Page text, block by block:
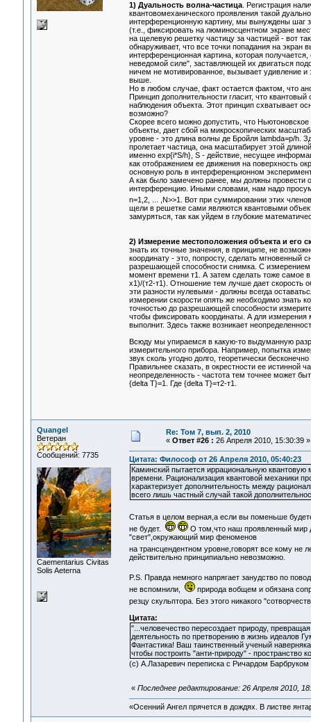
1) Дуальность волна-частица. Регистрация
квантовомеханического проявления такой
интерференционную картину, мы вынуждены шаг
(т.е., фиксировать на люминосцентном экране
на щелевую решетку частицу за частицей - вот
обнаруживает, что все точки попадания на экран
интерференционная картина, которая
неведомой силе", заставляющей их двигаться
ничем не мотивированное, вызывает удивление и
выше.
Но в любом случае, факт остается фактом, что
Принцип дополнительности гласит, что
наблюдения объекта. Этот принцип схватывает
возможно?
Скорее всего можно допустить, что
объекты, дает сбой на микроскопических
уровне - это длина волны де Бройля lambda=p/h.
пролетает частица, она масштабирует этой
именно exp{i*S/h}, S - действие, несущее
как отображением ее движения на поверхность
основную роль в интерференционном
А как было замечено ранее, мы должны провести
интерференцию. Иными словами, нам надо
n=1,2, ... ,N>>1. Вот при суммировании этих
щели в решетке сами являются квантовыми
замуряться, так как уйдем в глубокие
2) Измерение местоположения объекта и его
знать их точные значения, в принципе, не
координату - это, попросту, сделать мгновенный
разрешающей способности снимка. С измерением
момент времени т1. А затем сделать тоже самое
х1)/(т2-т1). Отношение тем лучше дает скорость
эти разности нулевыми - должны всегда
измерении скорости опять же необходимо знать
точностью до разрешающей способности
чтобы фиксировать координаты. А для измерения
выполнит. Здесь также возникает
Всюду мы упираемся в какую-то выдуманную
измерительного прибора. Например, попытка
звук сколь угодно долго, теоретически
Правильнее сказать, в окрестности ее
неопределенность - частота тем точнее может
{delta T}=1. Где {delta T}=т2-т1.
Quangel
Ветеран
Сообщений: 7735
Сaementarius Civitas
Solis Aeterna
Re: Том 7, вып. 2, 2010
« Ответ #26 : 26 Апреля 2010, 15:30:39 »
Цитата: Философ от 26 Апреля 2010, 05:40:23
Каминский пытается иррациональную
времени. Рационализация квантовой механики
характеризует дополнительность между
всего лишь частный случай такой
Статья в целом верная,а если вы поменьше
не будет.
О том,что наш проявленный мир
"свет",окружающий мир феноменов
на трансцендентном уровне,говорят все кому не
действительно принципиально невозможно.
P.S. Правда немного напрягает занудство по
не вспомнили,
природа вобщем и обязана
резцу скульптора. Без этого никакого
Цитата:
"...человечество пересоздает природу,
деятельность по претворению в жизнь идеалов
Фантастика! Ваш таинственный ученый
чтобы построить "анти-природу" - пространство
(с) А.Лазаревич переписка с Ричардом Барбруком
« Последнее редактирование: 26 Апреля 2010,
«Осенний Ангел прячется в дождях. В листве